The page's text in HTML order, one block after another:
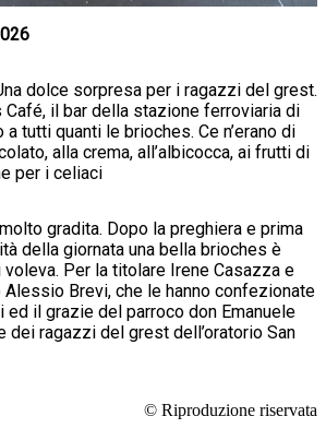
dolce sorpresa per i ragazzi del grest.
Café, il bar della stazione ferroviaria di
a tutti quanti le brioches. Ce n’erano di
alla crema, all’albicocca, ai frutti di
per i celiaci
gradita. Dopo la preghiera e prima
della giornata una bella brioches è
Per la titolare Irene Casazza e
Brevi, che le hanno confezionate
ed il grazie del parroco don Emanuele
dei ragazzi del grest dell’oratorio San
© Riproduzione riservata